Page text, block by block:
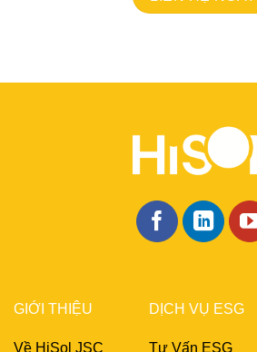
GIỚI THIỆU
Về HiSol JSC
DỊCH VỤ ESG
Tư Vấn ESG